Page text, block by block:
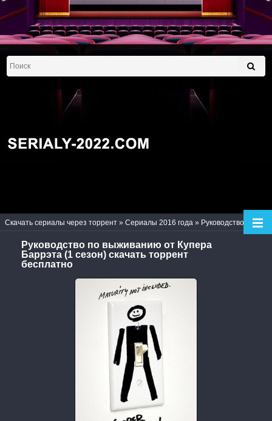
Скачать сериалы через торрент » Сериалы 2016 года » Руководство по выживанию от Купера Баррэта (1 сезон)
Руководство по выживанию от Купера
Баррэта (1 сезон) скачать торрент
бесплатно